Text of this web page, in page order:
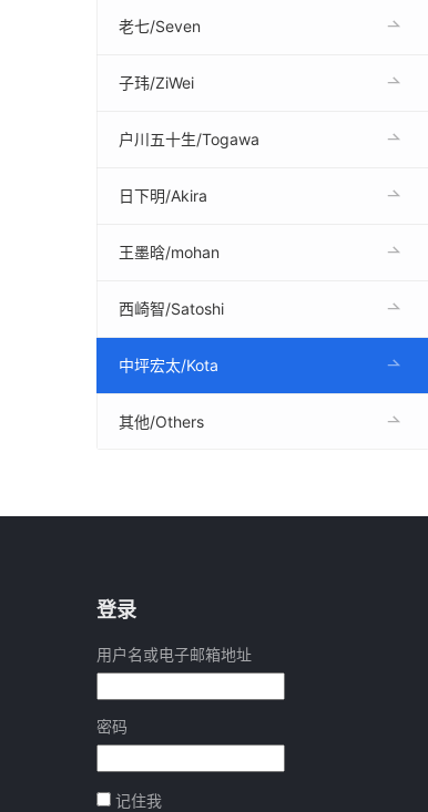
老七/Seven
子玮/ZiWei
户川五十生/Togawa
日下明/Akira
王墨晗/mohan
西崎智/Satoshi
中坪宏太/Kota
其他/Others
登录
用户名或电子邮箱地址
密码
记住我